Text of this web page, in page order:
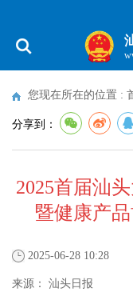
您现在所在的位置 :
分享到：
2025首届汕
暨健康产
2025-06-28 10:28
来源： 汕头日报